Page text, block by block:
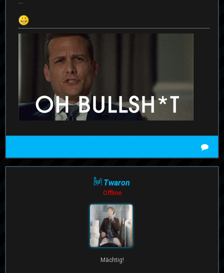
Twaron
Offline
Mächtig!